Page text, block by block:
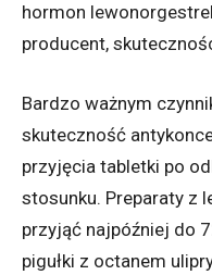
hormon
producent,
Bardzo ważnym
skuteczność
przyjęcia tabletki po
stosunku. Preparaty z
przyjąć najpóźniej do
pigułki z octanem